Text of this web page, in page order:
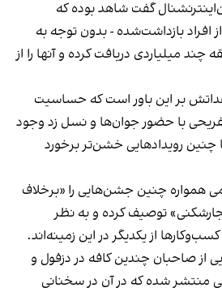
گفت شاهد بوده که
افراد بازداشت‌‌شده - بدون توجه به
میلیاردی دریافت کرده و آنها را از
بر این باور است که حساسیت
با حضور جوان‌ها و نسل زد وجود
چنین رویدادهایی خشن‌تر برخورد
همواره چنین جشن‌هایی را «برخلاف
توصیف کرده و به نظر
از یکدیگر در این زمینه‌اند.
از صاحبان چندین کافه در دزفول و
منتشر شده که در آن در سخنانی